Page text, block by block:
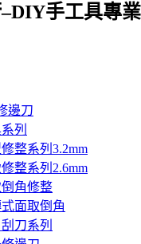
手工具專
邊刀
列
整系列3.2mm
整系列2.6mm
角修整
面取倒角
刀系列